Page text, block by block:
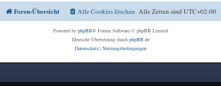
Foren-Übersicht Alle Zeiten sindUTC+02:00
Alle Cookies löschen
Powered by phpBB® Forum Software © phpBB Limited
Deutsche Übersetzung durch phpBB.de
Datenschutz| Nutzungsbedingungen